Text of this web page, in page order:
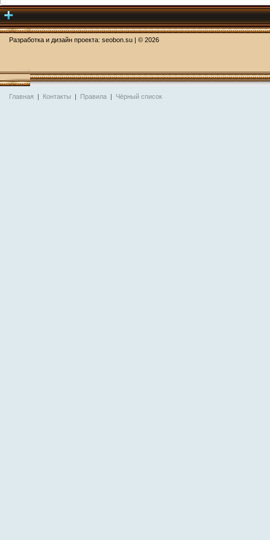
Разработка и дизайн проекта: seobon.su | © 2026
Главная | Контакты | Правила | Чёрный список